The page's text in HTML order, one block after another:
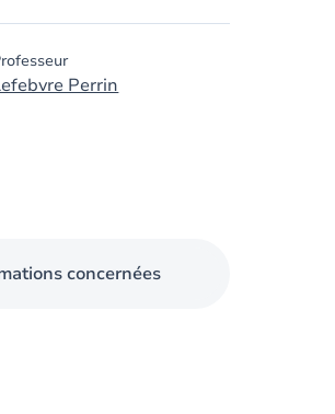
Perrin
concernées